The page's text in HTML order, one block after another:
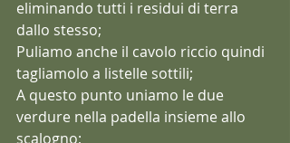
eliminando tutti i residui di terra
dallo stesso;
Puliamo anche il cavolo riccio quindi
tagliamolo a listelle sottili;
A questo punto uniamo le due
verdure nella padella insieme allo
scalogno;